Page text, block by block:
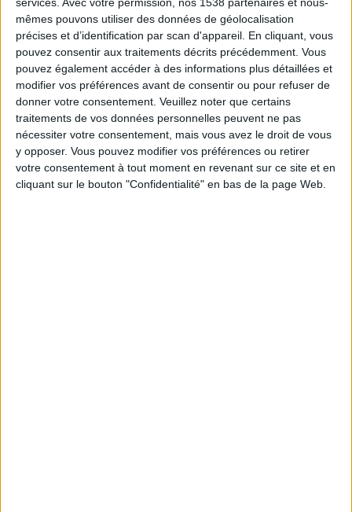
mêmes pouvons utiliser des données de géolocalisation
précises et d’identification par scan d'appareil. En cliquant, vous
pouvez consentir aux traitements décrits précédemment. Vous
pouvez également accéder à des informations plus détaillées et
modifier vos préférences avant de consentir ou pour refuser de
donner votre consentement. Veuillez noter que certains
traitements de vos données personnelles peuvent ne pas
nécessiter votre consentement, mais vous avez le droit de vous
y opposer. Vous pouvez modifier vos préférences ou retirer
votre consentement à tout moment en revenant sur ce site et en
cliquant sur le bouton "Confidentialité" en bas de la page Web.
Webinaires en direct Voir tout
Chaque semaine, posez vos questions en live
en participant à des vidéo-conférences avec
Jean-Michel et les diététiciennes du
programme.